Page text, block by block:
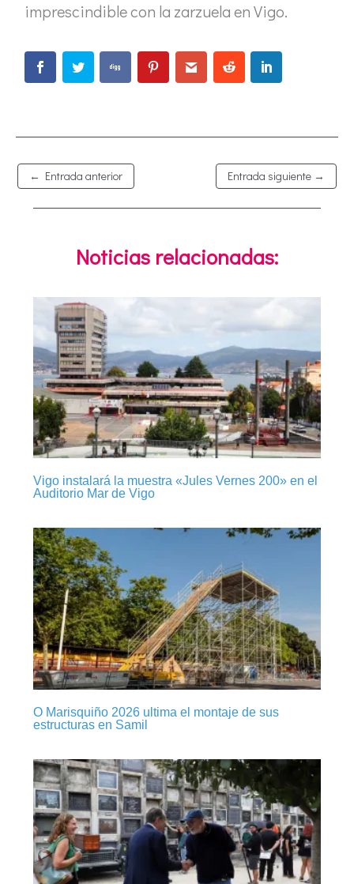
imprescindible con la zarzuela en Vigo.
← Entrada anterior Entrada siguiente →
Noticias relacionadas:
Vigo instalará la muestra «Jules Vernes 200» en el
Auditorio Mar de Vigo
O Marisquiño 2026 ultima el montaje de sus
estructuras en Samil